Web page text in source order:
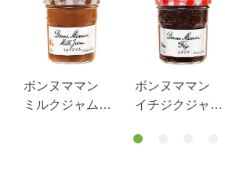
ボンヌママン
ミルクジャム
ボンヌママン
イチジクジャム